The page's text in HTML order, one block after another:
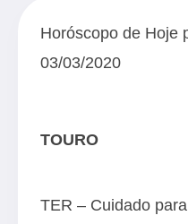
Horóscopo de Hoje
03/03/2020
TOURO
TER – Cuidado